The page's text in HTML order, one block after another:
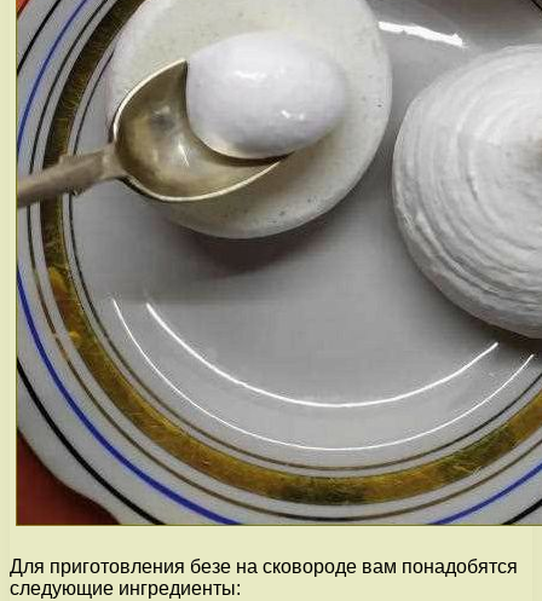
Для приготовления безе на сковороде вам понадобятся
следующие ингредиенты: